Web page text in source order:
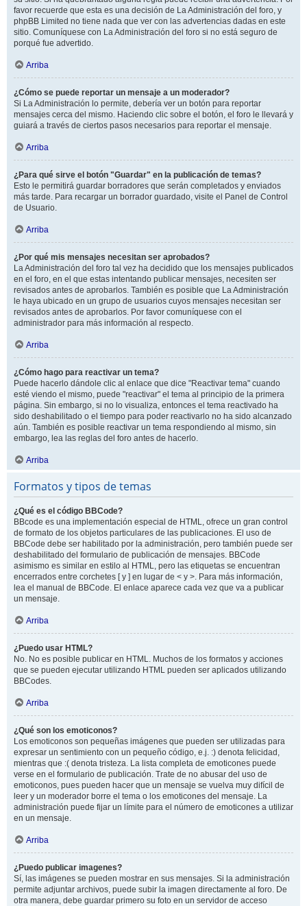
favor recuerde que esta es una decisión de La Administración del foro, y
phpBB Limited no tiene nada que ver con las advertencias dadas en este
sitio. Comuníquese con La Administración del foro si no está seguro de
porqué fue advertido.
Arriba
¿Cómo se puede reportar un mensaje a un moderador?
Si La Administración lo permite, debería ver un botón para reportar
mensajes cerca del mismo. Haciendo clic sobre el botón, el foro le llevará y
guiará a través de ciertos pasos necesarios para reportar el mensaje.
Arriba
¿Para qué sirve el botón "Guardar" en la publicación de temas?
Esto le permitirá guardar borradores que serán completados y enviados
más tarde. Para recargar un borrador guardado, visite el Panel de Control
de Usuario.
Arriba
¿Por qué mis mensajes necesitan ser aprobados?
La Administración del foro tal vez ha decidido que los mensajes publicados
en el foro, en el que estas intentando publicar mensajes, necesiten ser
revisados antes de aprobarlos. También es posible que La Administración
le haya ubicado en un grupo de usuarios cuyos mensajes necesitan ser
revisados antes de aprobarlos. Por favor comuníquese con el
administrador para más información al respecto.
Arriba
¿Cómo hago para reactivar un tema?
Puede hacerlo dándole clic al enlace que dice "Reactivar tema" cuando
esté viendo el mismo, puede "reactivar" el tema al principio de la primera
página. Sin embargo, si no lo visualiza, entonces el tema reactivado ha
sido deshabilitado o el tiempo para poder reactivarlo no ha sido alcanzado
aún. También es posible reactivar un tema respondiendo al mismo, sin
embargo, lea las reglas del foro antes de hacerlo.
Arriba
Formatos y tipos de temas
¿Qué es el código BBCode?
BBcode es una implementación especial de HTML, ofrece un gran control
de formato de los objetos particulares de las publicaciones. El uso de
BBCode debe ser habilitado por la administración, pero también puede ser
deshabilitado del formulario de publicación de mensajes. BBCode
asimismo es similar en estilo al HTML, pero las etiquetas se encuentran
encerrados entre corchetes [ y ] en lugar de < y >. Para más información,
lea el manual de BBCode. El enlace aparece cada vez que va a publicar
un mensaje.
Arriba
¿Puedo usar HTML?
No. No es posible publicar en HTML. Muchos de los formatos y acciones
que se pueden ejecutar utilizando HTML pueden ser aplicados utilizando
BBCodes.
Arriba
¿Qué son los emoticonos?
Los emoticonos son pequeñas imágenes que pueden ser utilizadas para
expresar un sentimiento con un pequeño código, e.j. :) denota felicidad,
mientras que :( denota tristeza. La lista completa de emoticones puede
verse en el formulario de publicación. Trate de no abusar del uso de
emoticonos, pues pueden hacer que un mensaje se vuelva muy difícil de
leer y un moderador borre el tema o los emoticones del mensaje. La
administración puede fijar un límite para el número de emoticones a utilizar
en un mensaje.
Arriba
¿Puedo publicar imagenes?
Sí, las imágenes se pueden mostrar en sus mensajes. Si la administración
permite adjuntar archivos, puede subir la imagen directamente al foro. De
otra manera, debe guardar primero su foto en un servidor de acceso